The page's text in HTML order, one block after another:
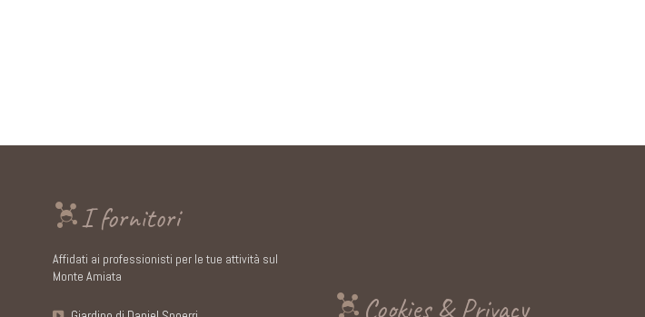
I fornitori
Affidati ai professionisti per le tue attività sul
Monte Amiata
Cookies & Privacy